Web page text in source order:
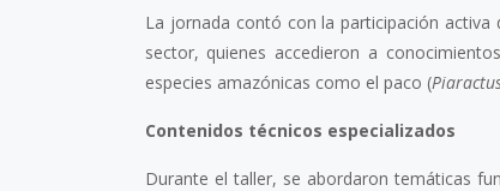
La jornada contó con la participación
sector, quienes accedieron a
especies amazónicas como el paco (
Contenidos técnicos especializados
Durante el taller, se abordaron temáticas